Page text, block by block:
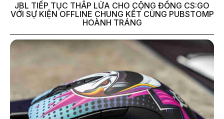
JBL TIẾP TỤC THẮP LỬA CHO CỘNG ĐỒNG CS:GO
VỚI SỰ KIỆN OFFLINE CHUNG KẾT CÙNG PUBSTOMP
HOÀNH TRÁNG